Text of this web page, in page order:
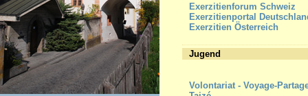
Exerzitienforum Schweiz
Exerzitienportal
Exerzitien Österreich
Jugend
Volontariat - Voyage-